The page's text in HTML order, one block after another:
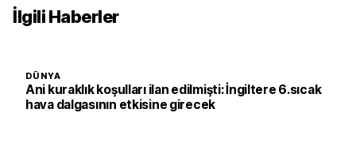
İlgili Haberler
DÜNYA
Ani kuraklık koşulları ilan edilmişti: İngiltere 6.sıcak
hava dalgasının etkisine girecek